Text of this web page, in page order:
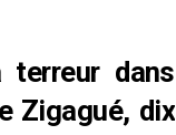
dans
Zigagué, dix